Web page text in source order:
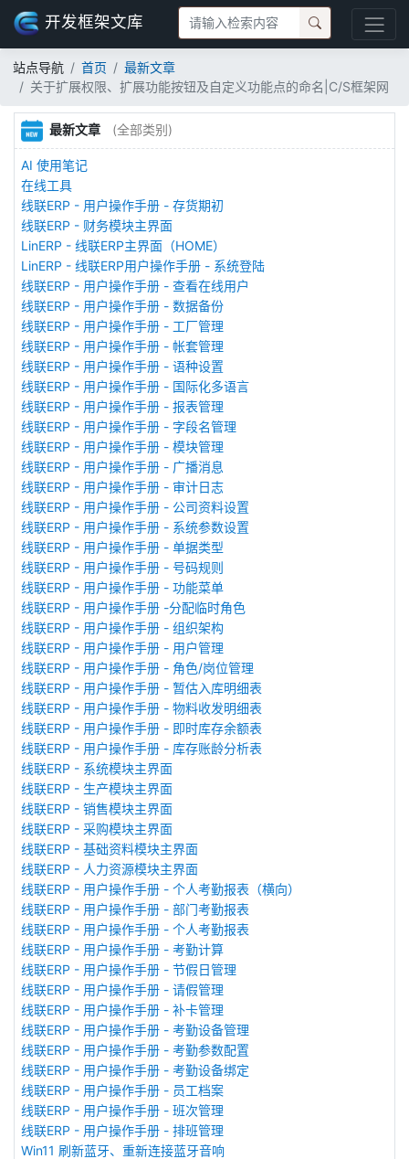
开发框架文库
站点导航 首页
最新文章
关于扩展权限、扩展功能按钮及自定义功能点的命名|C/S框架网
最新文章 (全部类别)
AI 使用笔记
在线工具
线联ERP - 用户操作手册 - 存货期初
线联ERP - 财务模块主界面
LinERP - 线联ERP主界面（HOME）
LinERP - 线联ERP用户操作手册 - 系统登陆
线联ERP - 用户操作手册 - 查看在线用户
线联ERP - 用户操作手册 - 数据备份
线联ERP - 用户操作手册 - 工厂管理
线联ERP - 用户操作手册 - 帐套管理
线联ERP - 用户操作手册 - 语种设置
线联ERP - 用户操作手册 - 国际化多语言
线联ERP - 用户操作手册 - 报表管理
线联ERP - 用户操作手册 - 字段名管理
线联ERP - 用户操作手册 - 模块管理
线联ERP - 用户操作手册 - 广播消息
线联ERP - 用户操作手册 - 审计日志
线联ERP - 用户操作手册 - 公司资料设置
线联ERP - 用户操作手册 - 系统参数设置
线联ERP - 用户操作手册 - 单据类型
线联ERP - 用户操作手册 - 号码规则
线联ERP - 用户操作手册 - 功能菜单
线联ERP - 用户操作手册 -分配临时角色
线联ERP - 用户操作手册 - 组织架构
线联ERP - 用户操作手册 - 用户管理
线联ERP - 用户操作手册 - 角色/岗位管理
线联ERP - 用户操作手册 - 暂估入库明细表
线联ERP - 用户操作手册 - 物料收发明细表
线联ERP - 用户操作手册 - 即时库存余额表
线联ERP - 用户操作手册 - 库存账龄分析表
线联ERP - 系统模块主界面
线联ERP - 生产模块主界面
线联ERP - 销售模块主界面
线联ERP - 采购模块主界面
线联ERP - 基础资料模块主界面
线联ERP - 人力资源模块主界面
线联ERP - 用户操作手册 - 个人考勤报表（横向）
线联ERP - 用户操作手册 - 部门考勤报表
线联ERP - 用户操作手册 - 个人考勤报表
线联ERP - 用户操作手册 - 考勤计算
线联ERP - 用户操作手册 - 节假日管理
线联ERP - 用户操作手册 - 请假管理
线联ERP - 用户操作手册 - 补卡管理
线联ERP - 用户操作手册 - 考勤设备管理
线联ERP - 用户操作手册 - 考勤参数配置
线联ERP - 用户操作手册 - 考勤设备绑定
线联ERP - 用户操作手册 - 员工档案
线联ERP - 用户操作手册 - 班次管理
线联ERP - 用户操作手册 - 排班管理
Win11 刷新蓝牙、重新连接蓝牙音响